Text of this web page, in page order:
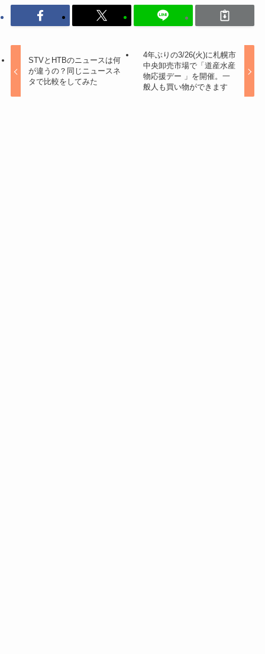
STVとHTBのニュースは何
が違うの？同じニュースネ
タで比較をしてみた
4年ぶりの3/26(火)に札幌市
中央卸売市場で「道産水産
物応援デー 」を開催。一
般人も買い物ができます